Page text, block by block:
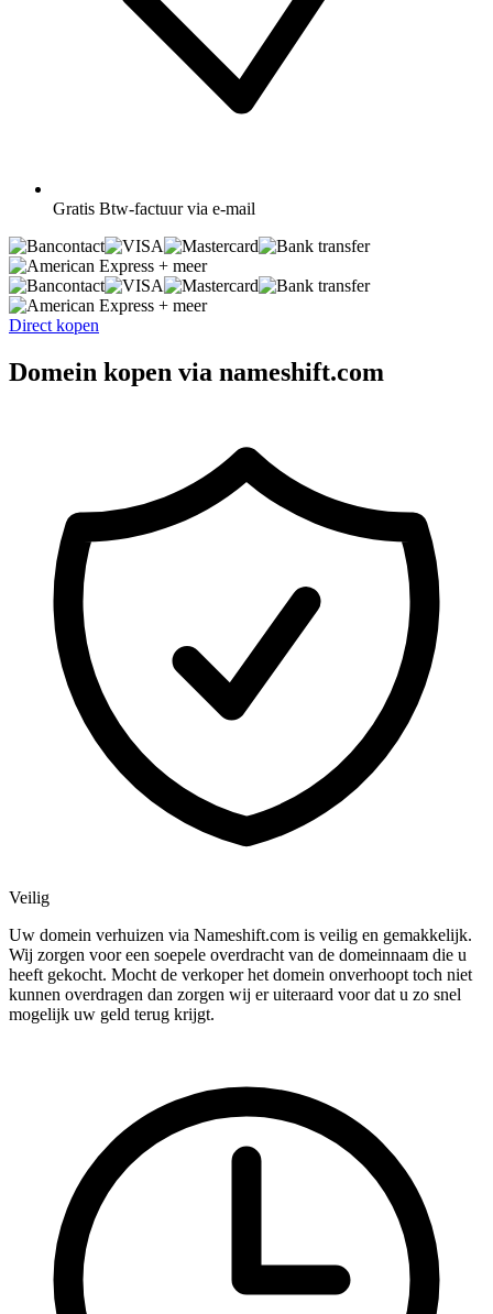
Gratis Btw-factuur via e-mail
+ meer
+ meer
Direct kopen
Domein kopen via nameshift.com
Veilig
Uw domein verhuizen via Nameshift.com is veilig en gemakkelijk.
Wij zorgen voor een soepele overdracht van de domeinnaam die u
heeft gekocht. Mocht de verkoper het domein onverhoopt toch niet
kunnen overdragen dan zorgen wij er uiteraard voor dat u zo snel
mogelijk uw geld terug krijgt.